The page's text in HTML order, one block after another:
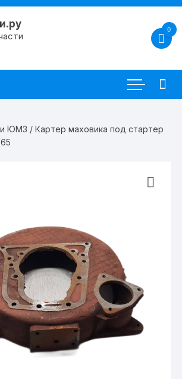
0
ЮМЗ / Картер маховика под стартер